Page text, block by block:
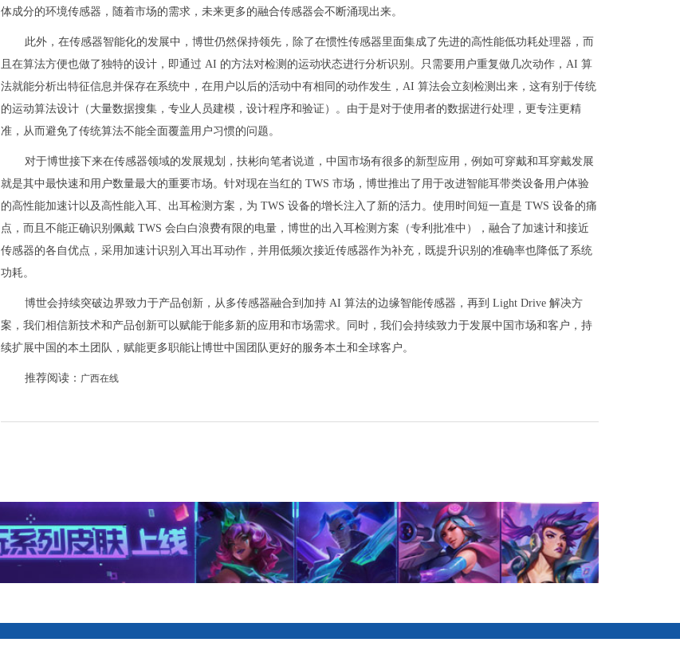
体成分的环境传感器，随着市场的需求，未来更多的融合传感器会不断涌现出来。
此外，在传感器智能化的发展中，博世仍然保持领先，除了在惯性传感器里面集成了先进的高性能低功耗处理器，而
且在算法方便也做了独特的设计，即通过 AI 的方法对检测的运动状态进行分析识别。只需要用户重复做几次动作，AI 算
法就能分析出特征信息并保存在系统中，在用户以后的活动中有相同的动作发生，AI 算法会立刻检测出来，这有别于传统
的运动算法设计（大量数据搜集，专业人员建模，设计程序和验证）。由于是对于使用者的数据进行处理，更专注更精
准，从而避免了传统算法不能全面覆盖用户习惯的问题。
对于博世接下来在传感器领域的发展规划，扶彬向笔者说道，中国市场有很多的新型应用，例如可穿戴和耳穿戴发展
就是其中最快速和用户数量最大的重要市场。针对现在当红的 TWS 市场，博世推出了用于改进智能耳带类设备用户体验
的高性能加速计以及高性能入耳、出耳检测方案，为 TWS 设备的增长注入了新的活力。使用时间短一直是 TWS 设备的痛
点，而且不能正确识别佩戴 TWS 会白白浪费有限的电量，博世的出入耳检测方案（专利批准中），融合了加速计和接近
传感器的各自优点，采用加速计识别入耳出耳动作，并用低频次接近传感器作为补充，既提升识别的准确率也降低了系统
功耗。
博世会持续突破边界致力于产品创新，从多传感器融合到加持 AI 算法的边缘智能传感器，再到 Light Drive 解决方
案，我们相信新技术和产品创新可以赋能于能多新的应用和市场需求。同时，我们会持续致力于发展中国市场和客户，持
续扩展中国的本土团队，赋能更多职能让博世中国团队更好的服务本土和全球客户。
推荐阅读： 广西在线